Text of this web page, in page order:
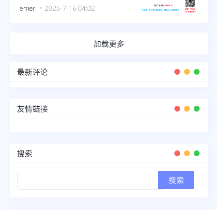
emer 2026-7-16 04:02
加载更多
最新评论
友情链接
搜索